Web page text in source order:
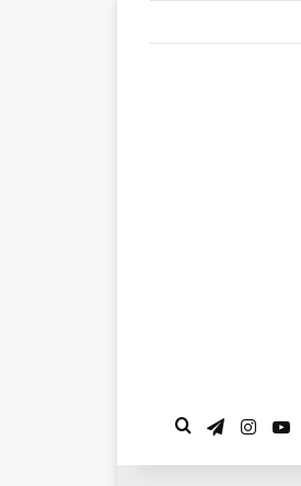
لينكدإن‫YouTubeانستقرام
تيلقرام